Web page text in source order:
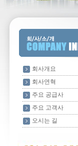
회사개요
회사연혁
주요 공급사
주요 고객사
오시는 길